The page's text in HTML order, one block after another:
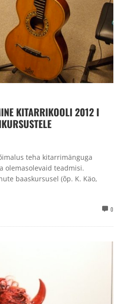
KITARRIKOOLI 2012 I
teha kitarrimänguga
olemasolevaid teadmisi.
baaskursusel (õp. K. Käo,
0